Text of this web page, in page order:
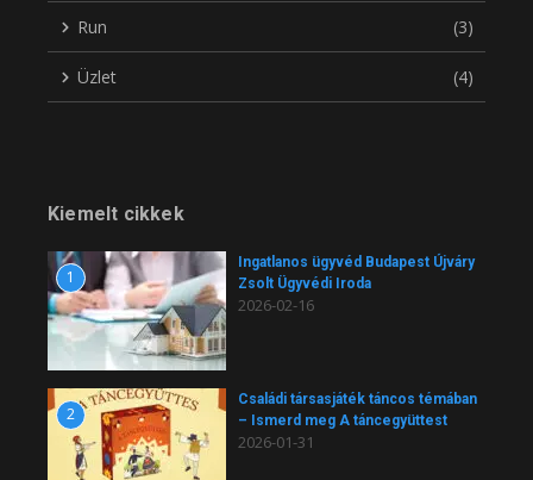
Run (3)
Üzlet (4)
Kiemelt cikkek
1
Ingatlanos ügyvéd Budapest Újváry
Zsolt Ügyvédi Iroda
2026-02-16
2
Családi társasjáték táncos témában
– Ismerd meg A táncegyüttest
2026-01-31